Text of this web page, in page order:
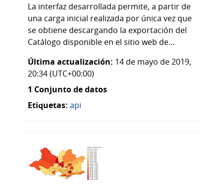
La interfaz desarrollada permite, a partir de
una carga inicial realizada por única vez que
se obtiene descargando la exportación del
Catálogo disponible en el sitio web de...
Última actualización: 14 de mayo de 2019,
20:34 (UTC+00:00)
1 Conjunto de datos
Etiquetas: api